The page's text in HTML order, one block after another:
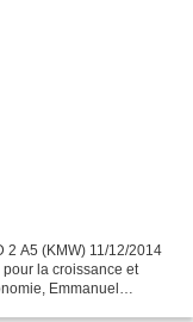
2 A5 (KMW) 11/12/2014
la croissance et
Emmanuel